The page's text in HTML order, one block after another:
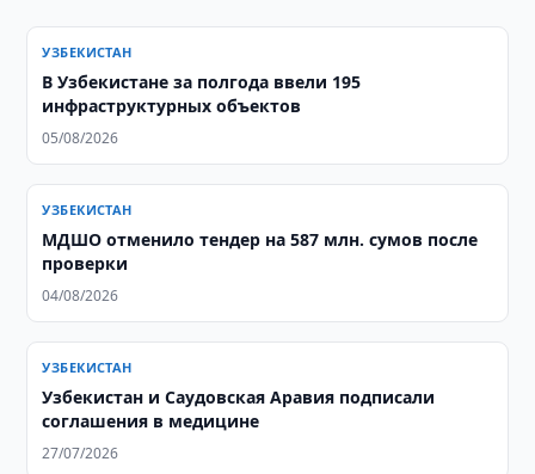
УЗБЕКИСТАН
В Узбекистане за полгода ввели 195
инфраструктурных объектов
05/08/2026
УЗБЕКИСТАН
МДШО отменило тендер на 587 млн. сумов после
проверки
04/08/2026
УЗБЕКИСТАН
Узбекистан и Саудовская Аравия подписали
соглашения в медицине
27/07/2026